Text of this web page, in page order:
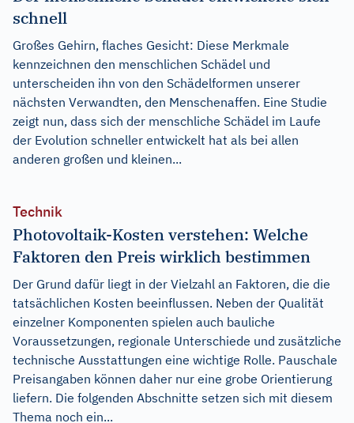
schnell
Großes Gehirn, flaches Gesicht: Diese Merkmale
kennzeichnen den menschlichen Schädel und
unterscheiden ihn von den Schädelformen unserer
nächsten Verwandten, den Menschenaffen. Eine Studie
zeigt nun, dass sich der menschliche Schädel im Laufe
der Evolution schneller entwickelt hat als bei allen
anderen großen und kleinen...
Technik
Photovoltaik-Kosten verstehen: Welche
Faktoren den Preis wirklich bestimmen
Der Grund dafür liegt in der Vielzahl an Faktoren, die die
tatsächlichen Kosten beeinflussen. Neben der Qualität
einzelner Komponenten spielen auch bauliche
Voraussetzungen, regionale Unterschiede und zusätzliche
technische Ausstattungen eine wichtige Rolle. Pauschale
Preisangaben können daher nur eine grobe Orientierung
liefern. Die folgenden Abschnitte setzen sich mit diesem
Thema noch ein...